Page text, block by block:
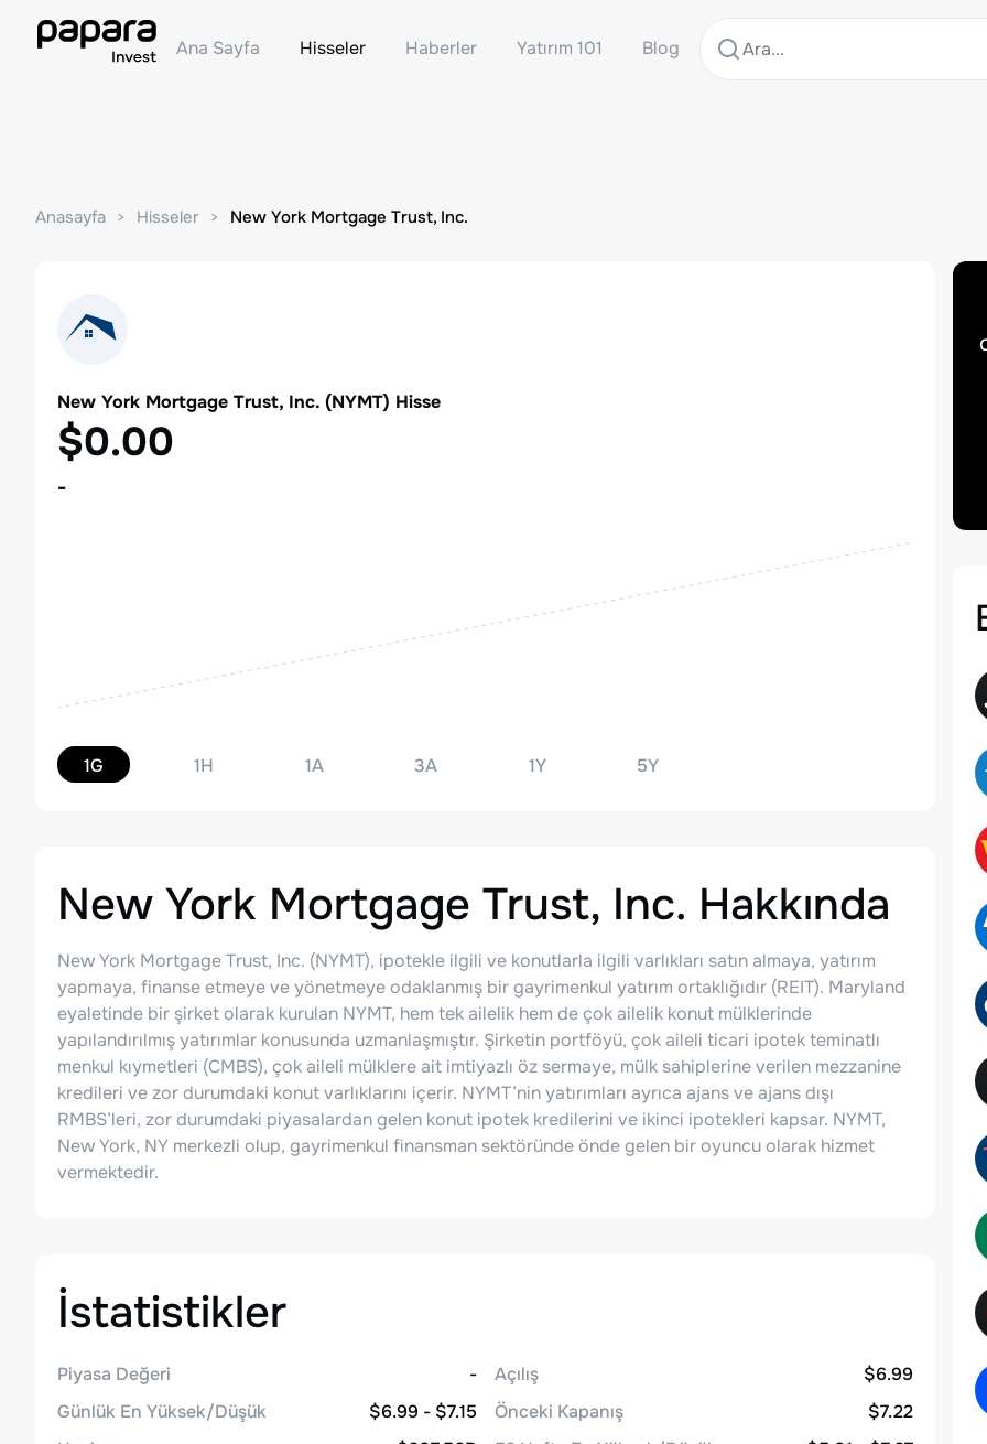
Ana Sayfa Hisseler Haberler Yatırım 101 Blog
Anasayfa Hisseler New York Mortgage Trust, Inc.
New York Mortgage Trust, Inc. (NYMT) Hisse
$0.00
-
1G 1H 1A 3A 1Y 5Y
New York Mortgage Trust, Inc. Hakkında
New York Mortgage Trust, Inc. (NYMT), ipotekle ilgili ve konutlarla ilgili varlıkları satın almaya, yatırım
yapmaya, finanse etmeye ve yönetmeye odaklanmış bir gayrimenkul yatırım ortaklığıdır (REIT). Maryland
eyaletinde bir şirket olarak kurulan NYMT, hem tek ailelik hem de çok ailelik konut mülklerinde
yapılandırılmış yatırımlar konusunda uzmanlaşmıştır. Şirketin portföyü, çok aileli ticari ipotek teminatlı
menkul kıymetleri (CMBS), çok aileli mülklere ait imtiyazlı öz sermaye, mülk sahiplerine verilen mezzanine
kredileri ve zor durumdaki konut varlıklarını içerir. NYMT’nin yatırımları ayrıca ajans ve ajans dışı
RMBS’leri, zor durumdaki piyasalardan gelen konut ipotek kredilerini ve ikinci ipotekleri kapsar. NYMT,
New York, NY merkezli olup, gayrimenkul finansman sektöründe önde gelen bir oyuncu olarak hizmet
vermektedir.
İstatistikler
Piyasa Değeri
-
Günlük En Yüksek/Düşük
$6.99 - $7.15
Açılış
$6.99
Önceki Kapanış
$7.22